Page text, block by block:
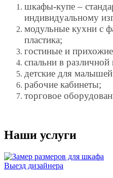
шкафы-купе –
индивидуальному
модульные кухни с
пластика;
гостиные и
спальни в различной
детские для
рабочие кабинеты;
торговое
Наши услуги
Выезд дизайнера